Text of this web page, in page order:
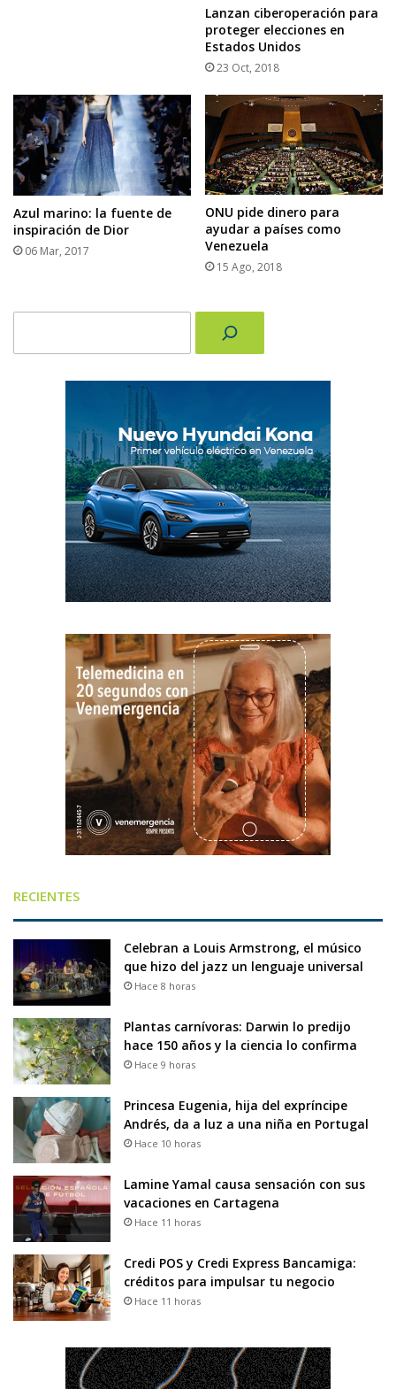
Lanzan ciberoperación para
proteger elecciones en
Estados Unidos
23 Oct, 2018
Azul marino: la fuente de
inspiración de Dior
06 Mar, 2017
ONU pide dinero para
ayudar a países como
Venezuela
15 Ago, 2018
RECIENTES
Celebran a Louis Armstrong, el músico
que hizo del jazz un lenguaje universal
Hace 8 horas
Plantas carnívoras: Darwin lo predijo
hace 150 años y la ciencia lo confirma
Hace 9 horas
Princesa Eugenia, hija del expríncipe
Andrés, da a luz a una niña en Portugal
Hace 10 horas
Lamine Yamal causa sensación con sus
vacaciones en Cartagena
Hace 11 horas
Credi POS y Credi Express Bancamiga:
créditos para impulsar tu negocio
Hace 11 horas